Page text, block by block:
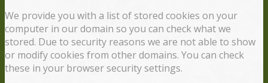
We provide you with a list of stored cookies on your
computer in our domain so you can check what we
stored. Due to security reasons we are not able to show
or modify cookies from other domains. You can check
these in your browser security settings.